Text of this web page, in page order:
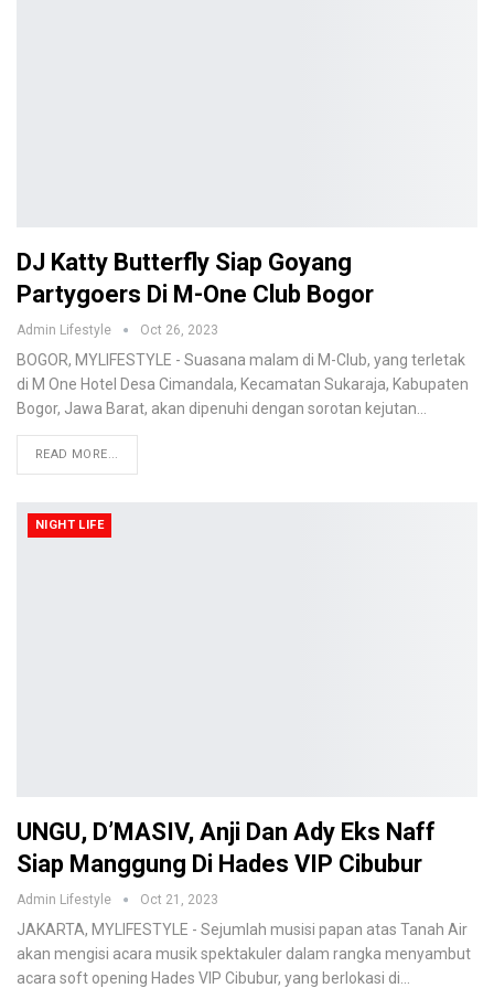
DJ Katty Butterfly Siap Goyang
Partygoers Di M-One Club Bogor
Admin Lifestyle Oct 26, 2023
BOGOR, MYLIFESTYLE - Suasana malam di M-Club, yang terletak
di M One Hotel Desa Cimandala, Kecamatan Sukaraja, Kabupaten
Bogor, Jawa Barat, akan dipenuhi dengan sorotan kejutan…
READ MORE...
NIGHT LIFE
UNGU, D’MASIV, Anji Dan Ady Eks Naff
Siap Manggung Di Hades VIP Cibubur
Admin Lifestyle Oct 21, 2023
JAKARTA, MYLIFESTYLE - Sejumlah musisi papan atas Tanah Air
akan mengisi acara musik spektakuler dalam rangka menyambut
acara soft opening Hades VIP Cibubur, yang berlokasi di…